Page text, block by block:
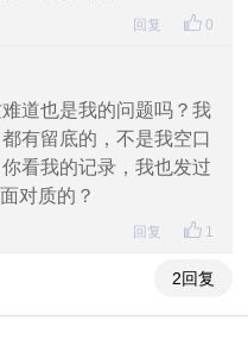
0
回复
道也是我的问题吗？我
有留底的，不是我空口
看我的记录，我也发过
对质的？
1
回复
2回复